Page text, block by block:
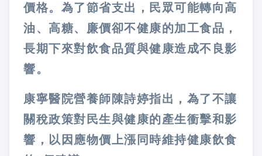
價格。為了節省支出，民眾可能轉向高
油、高糖、廉價卻不健康的加工食品，
長期下來對飲食品質與健康造成不良影
響。
康寧醫院營養師陳詩婷指出，為了不讓
關稅政策對民生與健康的產生衝擊和影
響，以因應物價上漲同時維持健康飲食